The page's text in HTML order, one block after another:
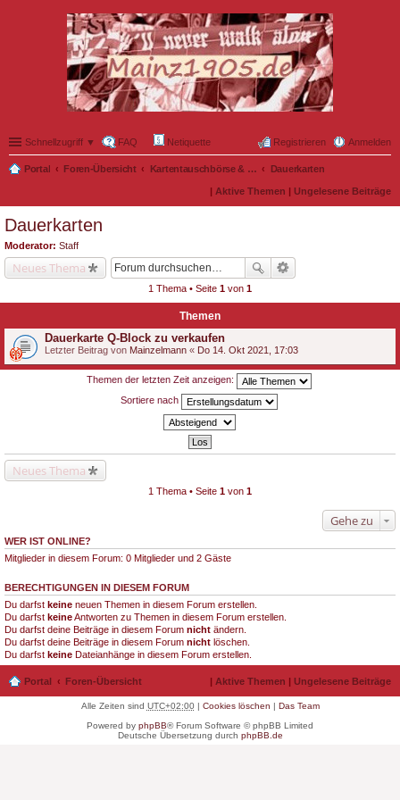
Schnellzugriff ▼ FAQ Netiquette Anmelden
Registrieren
Portal Foren-Übersicht Kartentauschbörse & Mitfahrgelegenheiten Dauerkarten
| Aktive Themen | Ungelesene Beiträge
Dauerkarten
Moderator: Staff
Neues Thema
1 Thema • Seite 1 von 1
Themen
Dauerkarte Q-Block zu verkaufen
Letzter Beitrag von Mainzelmann « Do 14. Okt 2021, 17:03
Themen der letzten Zeit anzeigen:
Sortiere nach
Neues Thema
1 Thema • Seite 1 von 1
Gehe zu
WER IST ONLINE?
Mitglieder in diesem Forum: 0 Mitglieder und 2 Gäste
BERECHTIGUNGEN IN DIESEM FORUM
Du darfst keine neuen Themen in diesem Forum erstellen.
Du darfst keineAntworten zu Themen in diesem Forum erstellen.
Du darfst deine Beiträge in diesem Forum nicht ändern.
Du darfst deine Beiträge in diesem Forum nicht löschen.
Du darfst keine Dateianhänge in diesem Forum erstellen.
Portal Foren-Übersicht | Aktive Themen | Ungelesene Beiträge
Alle Zeiten sind UTC+02:00| Cookies löschen | Das Team
Powered by phpBB® Forum Software © phpBB Limited
Deutsche Übersetzung durch phpBB.de